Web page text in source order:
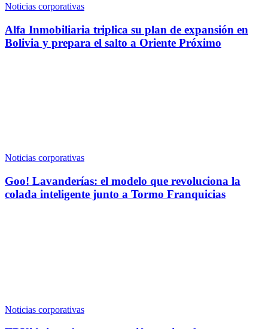
Noticias corporativas
Alfa Inmobiliaria triplica su plan de expansión en
Bolivia y prepara el salto a Oriente Próximo
Noticias corporativas
Goo! Lavanderías: el modelo que revoluciona la
colada inteligente junto a Tormo Franquicias
Noticias corporativas